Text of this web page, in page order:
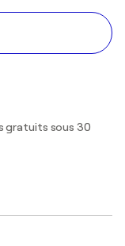
gratuits sous 30